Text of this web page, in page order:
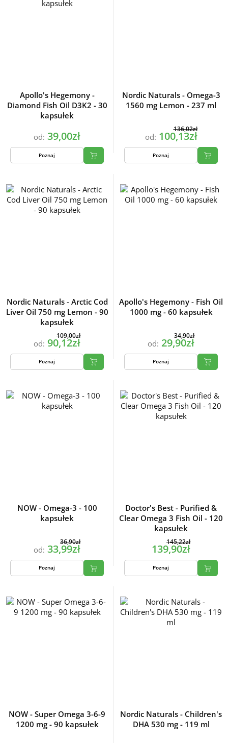
Apollo's Hegemony -
Diamond Fish Oil D3K2 - 30
kapsułek
od: 39,00zł
Poznaj
Nordic Naturals - Omega-3
1560 mg Lemon - 237 ml
od:
136,02zł
100,13zł
Poznaj
Nordic Naturals - Arctic Cod
Liver Oil 750 mg Lemon - 90
kapsułek
od:
109,00zł
90,12zł
Poznaj
Apollo's Hegemony - Fish Oil
1000 mg - 60 kapsułek
od:
34,90zł
29,90zł
Poznaj
NOW - Omega-3 - 100
kapsułek
od:
36,90zł
33,99zł
Poznaj
Doctor's Best - Purified &
Clear Omega 3 Fish Oil - 120
kapsułek
145,22zł
139,90zł
Poznaj
NOW - Super Omega 3-6-9
1200 mg - 90 kapsułek
Nordic Naturals - Children's
DHA 530 mg - 119 ml